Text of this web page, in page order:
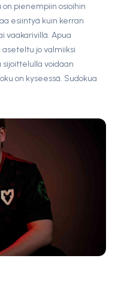
pienempiin osioihin
esiintyä kuin kerran
vaakarivillä. Apua
jo valmiiksi
voidaan
on kyseessä. Sudokua